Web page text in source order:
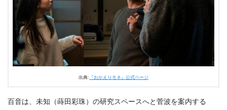
出典: 『おかえりモネ』公式ページ
百音は、未知（蒔田彩珠）の研究スペースへと菅波を案内する